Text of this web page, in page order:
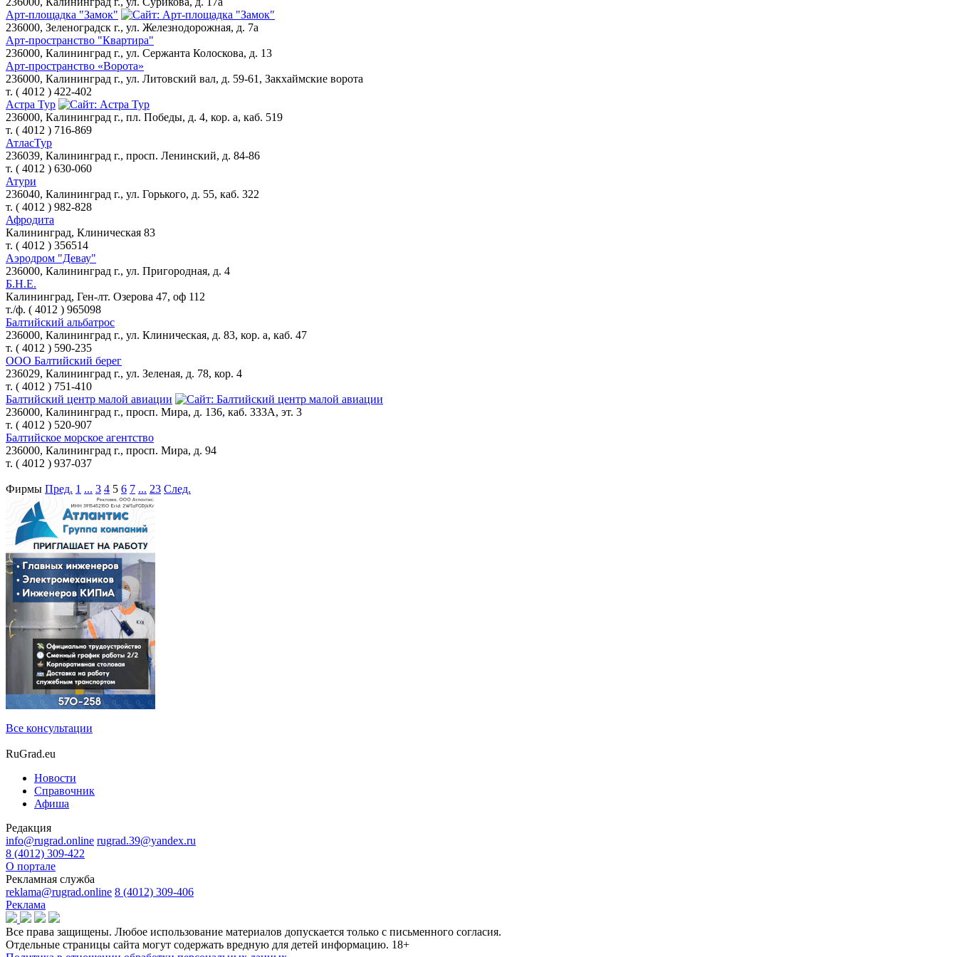
Арт-площадка "Замок"
236000, Зеленоградск г., ул. Железнодорожная, д. 7а
Арт-пространство "Квартира"
236000, Калининград г., ул. Сержанта Колоскова, д. 13
Арт-пространство «Ворота»
236000, Калининград г., ул. Литовский вал, д. 59-61, Закхаймские ворота
т. ( 4012 ) 422-402
Астра Тур
236000, Калининград г., пл. Победы, д. 4, кор. а, каб. 519
т. ( 4012 ) 716-869
АтласТур
236039, Калининград г., просп. Ленинский, д. 84-86
т. ( 4012 ) 630-060
Атури
236040, Калининград г., ул. Горького, д. 55, каб. 322
т. ( 4012 ) 982-828
Афродита
Калининград, Клиническая 83
т. ( 4012 ) 356514
Аэродром "Девау"
236000, Калининград г., ул. Пригородная, д. 4
Б.Н.Е.
Калининград, Ген-лт. Озерова 47, оф 112
т./ф. ( 4012 ) 965098
Балтийский альбатрос
236000, Калининград г., ул. Клиническая, д. 83, кор. а, каб. 47
т. ( 4012 ) 590-235
ООО Балтийский берег
236029, Калининград г., ул. Зеленая, д. 78, кор. 4
т. ( 4012 ) 751-410
Балтийский центр малой авиации
236000, Калининград г., просп. Мира, д. 136, каб. 333А, эт. 3
т. ( 4012 ) 520-907
Балтийское морское агентство
236000, Калининград г., просп. Мира, д. 94
т. ( 4012 ) 937-037
Фирмы Пред. 1 ... 3 4 5 6 7 ... 23 След.
Все консультации
RuGrad.eu
Новости
Справочник
Афиша
Редакция
info@rugrad.online rugrad.39@yandex.ru
8 (4012) 309-422
О портале
Рекламная служба
reklama@rugrad.online 8 (4012) 309-406
Реклама
Все права защищены. Любое использование материалов допускается только с письменного согласия.
Отдельные страницы сайта могут содержать вредную для детей информацию. 18+